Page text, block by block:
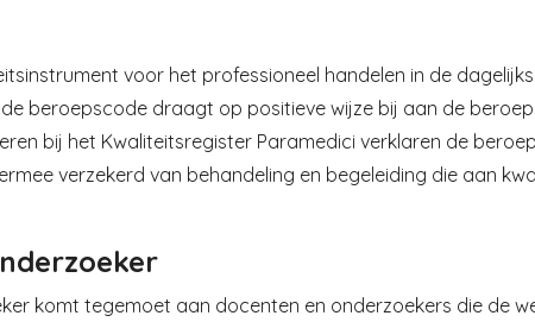
voor het professioneel handelen in de
beroepscode draagt op positieve wijze bij aan de
bij het Kwaliteitsregister Paramedici verklaren de
verzekerd van behandeling en begeleiding die aan
komt tegemoet aan docenten en onderzoekers die de